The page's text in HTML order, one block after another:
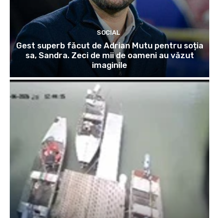
SOCIAL
Gest superb făcut de Adrian Mutu pentru soția
sa, Sandra. Zeci de mii de oameni au văzut
imaginile